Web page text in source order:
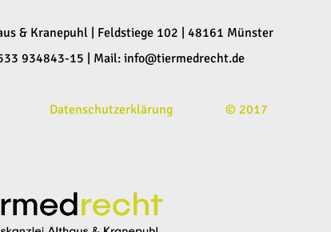
& Kranepuhl | Feldstiege 102 | 48161 Münster
934843-15 | Mail:info@tiermedrecht.de
Datenschutzerklärung © 2017